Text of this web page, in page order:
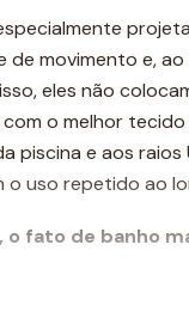
movimento e,
eles não
o melhor
piscina e aos raios
o uso repetido ao
o fato de banho